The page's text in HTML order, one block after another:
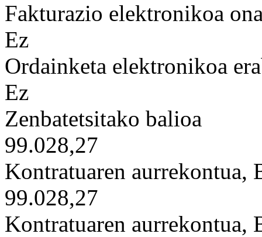
Fakturazio elektronikoa
Ez
Ordainketa elektronikoa
Ez
Zenbatetsitako balioa
99.028,27
Kontratuaren aurrekontua,
99.028,27
Kontratuaren aurrekontua,